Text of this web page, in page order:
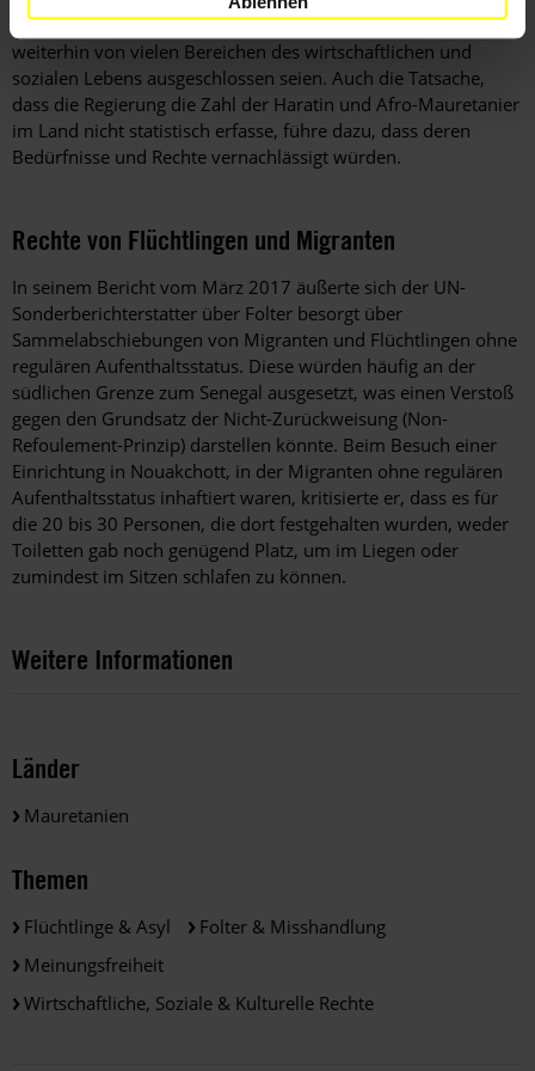
schätzungsweise zwei Drittel der Bevölkerung ausmachten,
weiterhin von vielen Bereichen des wirtschaftlichen und
sozialen Lebens ausgeschlossen seien. Auch die Tatsache,
dass die Regierung die Zahl der Haratin und Afro-Mauretanier
im Land nicht statistisch erfasse, führe dazu, dass deren
Bedürfnisse und Rechte vernachlässigt würden.
Rechte von Flüchtlingen und Migranten
In seinem Bericht vom März 2017 äußerte sich der UN-
Sonderberichterstatter über Folter besorgt über
Sammelabschiebungen von Migranten und Flüchtlingen ohne
regulären Aufenthaltsstatus. Diese würden häufig an der
südlichen Grenze zum Senegal ausgesetzt, was einen Verstoß
gegen den Grundsatz der Nicht-Zurückweisung (Non-
Refoulement-Prinzip) darstellen könnte. Beim Besuch einer
Einrichtung in Nouakchott, in der Migranten ohne regulären
Aufenthaltsstatus inhaftiert waren, kritisierte er, dass es für
die 20 bis 30 Personen, die dort festgehalten wurden, weder
Toiletten gab noch genügend Platz, um im Liegen oder
zumindest im Sitzen schlafen zu können.
Weitere Informationen
Länder
Mauretanien
Themen
Flüchtlinge & Asyl
Folter & Misshandlung
Meinungsfreiheit
Wirtschaftliche, Soziale & Kulturelle Rechte